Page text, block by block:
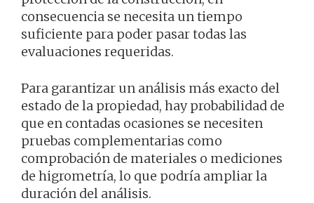
consecuencia se necesita un tiempo
suficiente para poder pasar todas las
evaluaciones requeridas.
Para garantizar un análisis más exacto del
estado de la propiedad, hay probabilidad de
que en contadas ocasiones se necesiten
pruebas complementarias como
comprobación de materiales o mediciones
de higrometría, lo que podría ampliar la
duración del análisis.